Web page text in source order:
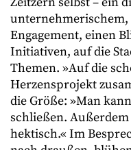
Engagement, einen
Initiativen, auf die
Themen. »Auf die
Herzensprojekt
die Größe: »Man
schließen.
hektisch.« Im